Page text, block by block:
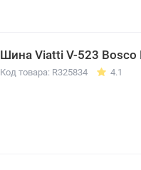
Шина Viatti V-523
Код товара: R325834 4.1